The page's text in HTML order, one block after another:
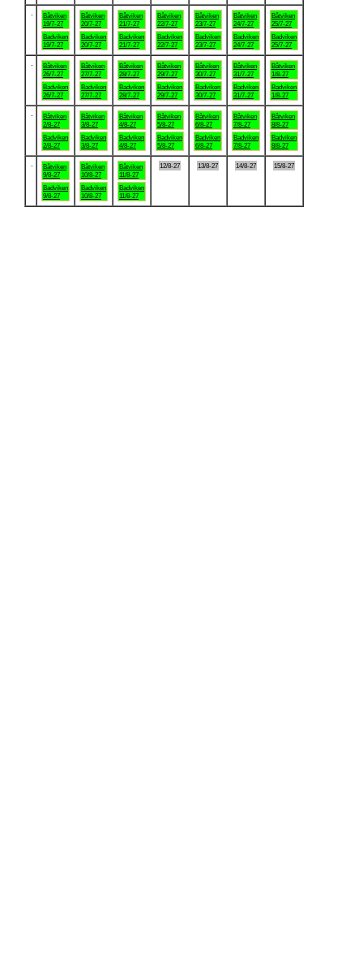
Båtviken
19/7-27
Badviken
19/7-27
Båtviken
20/7-27
Badviken
20/7-27
Båtviken
21/7-27
Badviken
21/7-27
Båtviken
22/7-27
Badviken
22/7-27
Båtviken
23/7-27
Badviken
23/7-27
Båtviken
24/7-27
Badviken
24/7-27
Båtviken
25/7-27
Badviken
25/7-27
Båtviken
26/7-27
Badviken
26/7-27
Båtviken
27/7-27
Badviken
27/7-27
Båtviken
28/7-27
Badviken
28/7-27
Båtviken
29/7-27
Badviken
29/7-27
Båtviken
30/7-27
Badviken
30/7-27
Båtviken
31/7-27
Badviken
31/7-27
Båtviken
1/8-27
Badviken
1/8-27
Båtviken
2/8-27
Badviken
2/8-27
Båtviken
3/8-27
Badviken
3/8-27
Båtviken
4/8-27
Badviken
4/8-27
Båtviken
5/8-27
Badviken
5/8-27
Båtviken
6/8-27
Badviken
6/8-27
Båtviken
7/8-27
Badviken
7/8-27
Båtviken
8/8-27
Badviken
8/8-27
Båtviken
9/8-27
Badviken
9/8-27
Båtviken
10/8-27
Badviken
10/8-27
Båtviken
11/8-27
Badviken
11/8-27
12/8-27 13/8-27 14/8-27 15/8-27